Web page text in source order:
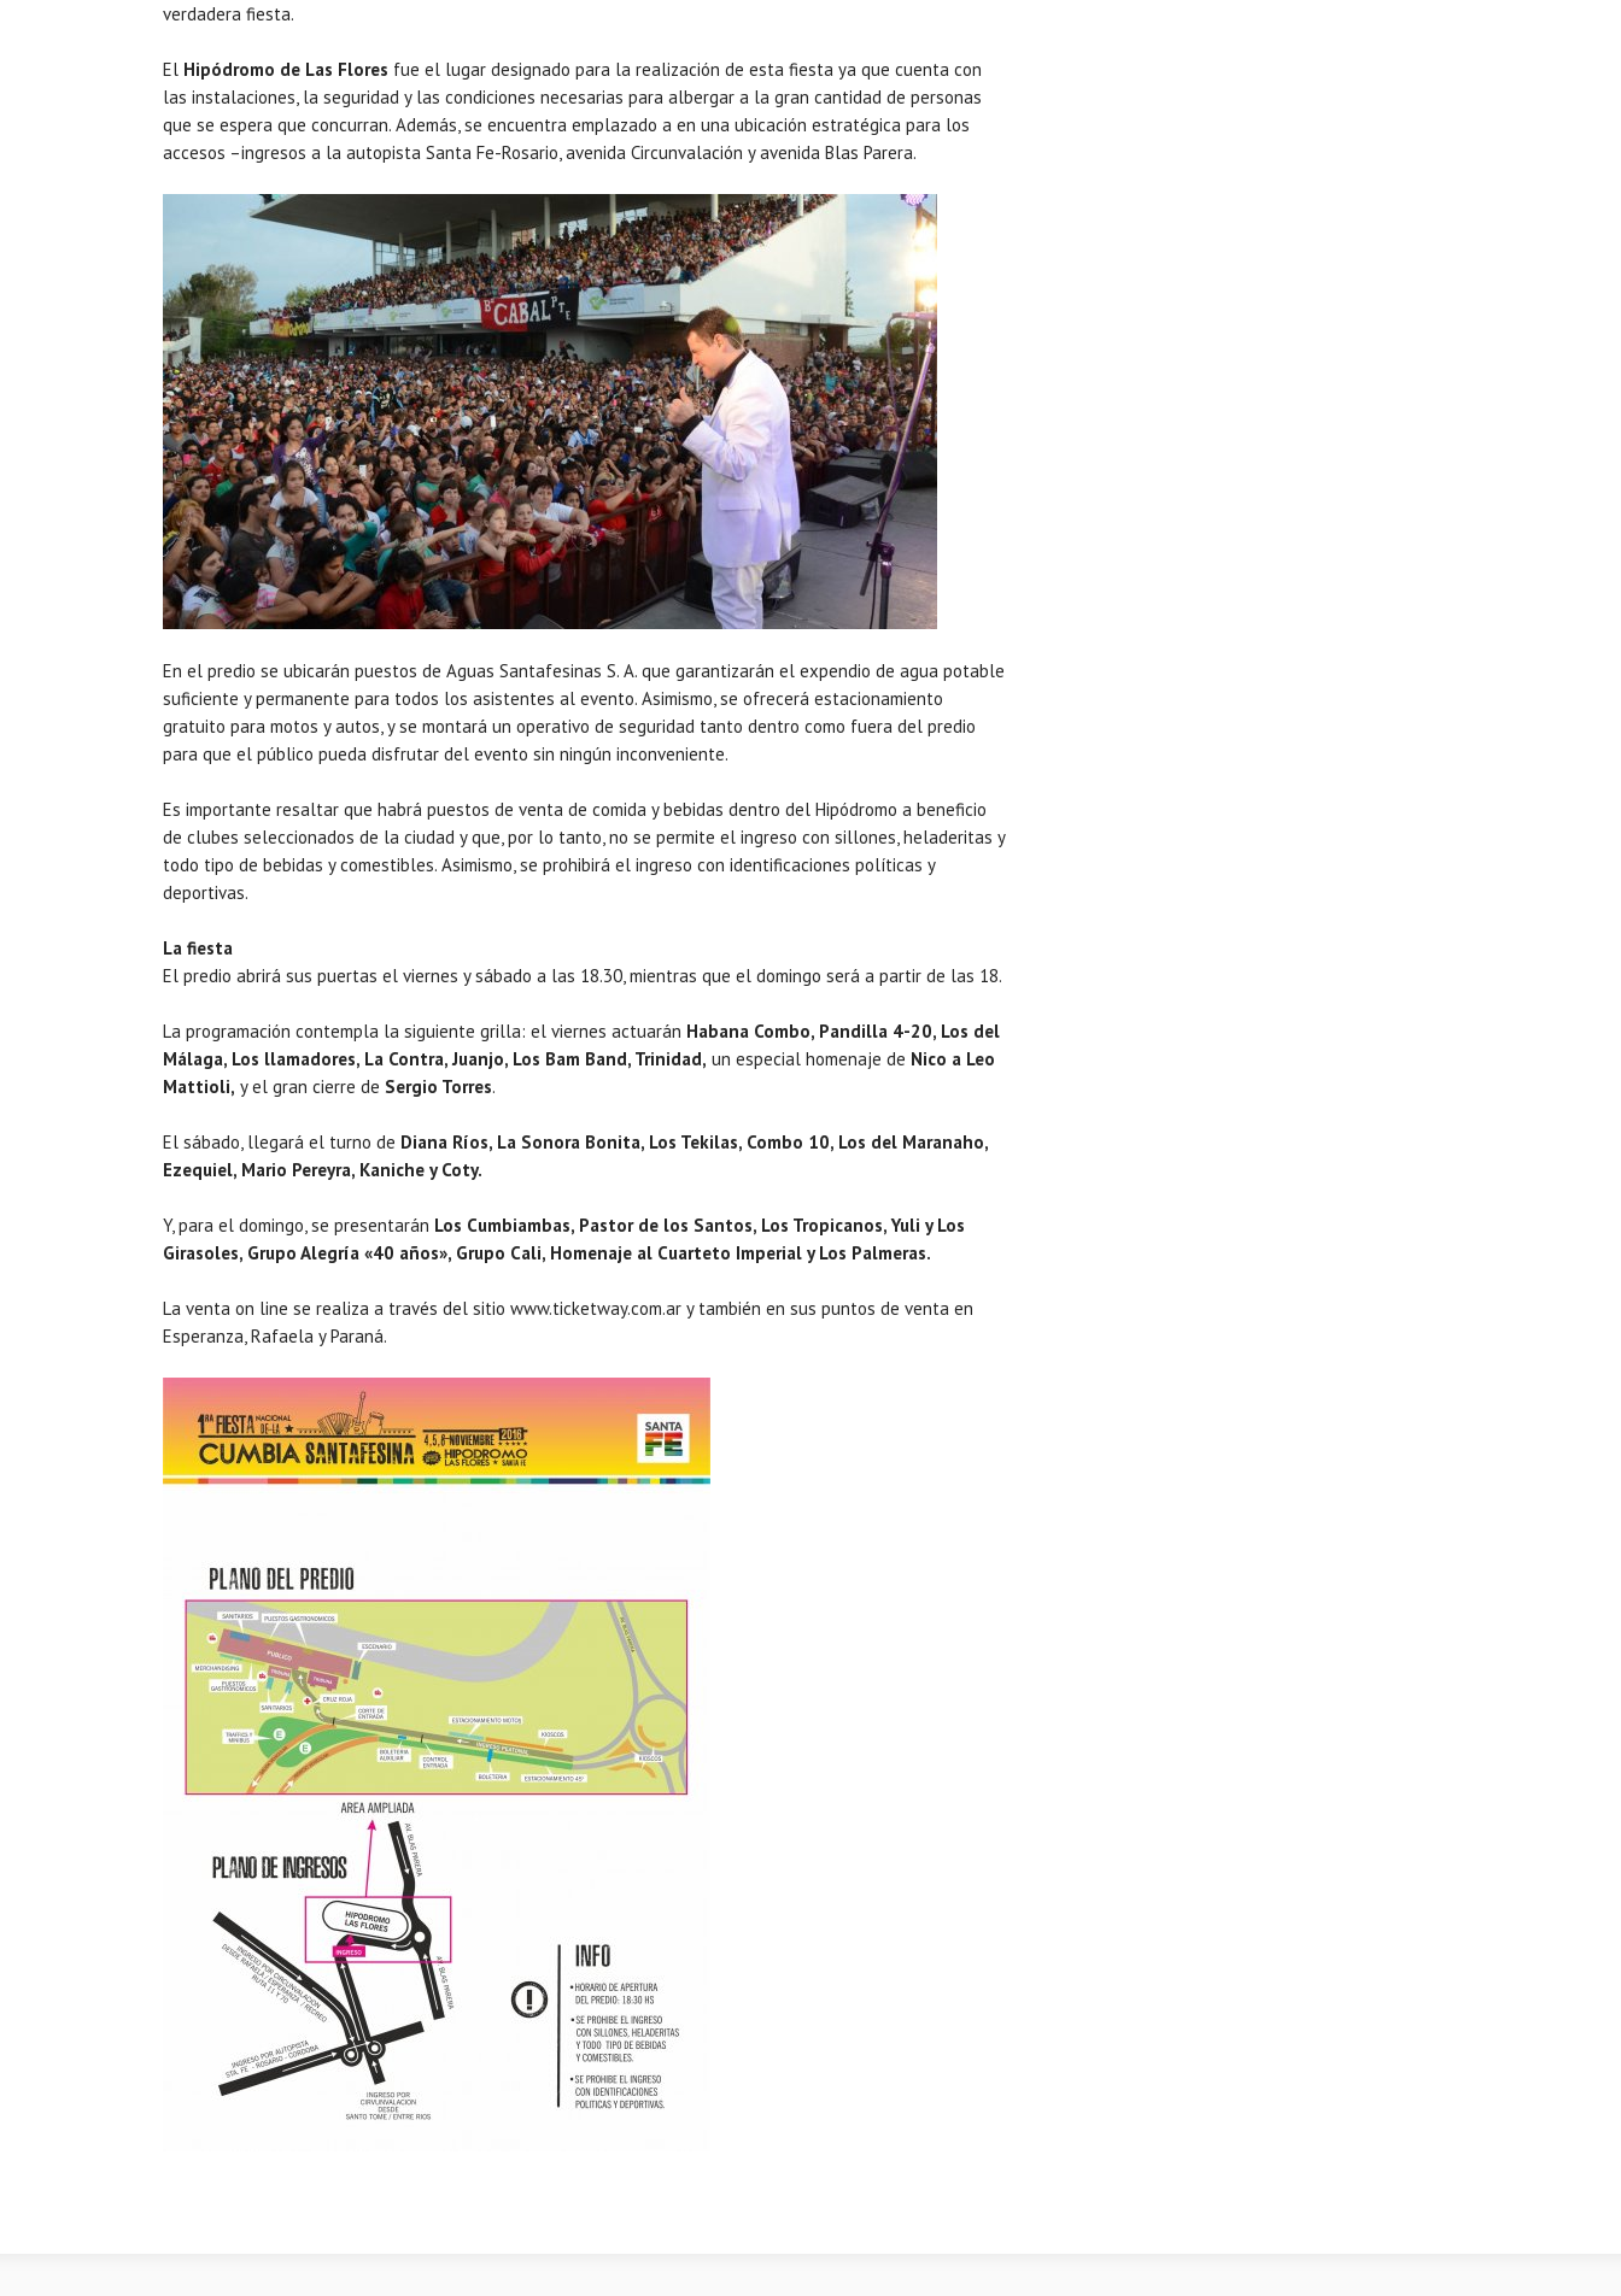
verdadera fiesta.
El Hipódromo de Las Flores fue el lugar designado para la realización de esta fiesta ya que cuenta con
las instalaciones, la seguridad y las condiciones necesarias para albergar a la gran cantidad de personas
que se espera que concurran. Además, se encuentra emplazado a en una ubicación estratégica para los
accesos –ingresos a la autopista Santa Fe-Rosario, avenida Circunvalación y avenida Blas Parera.
En el predio se ubicarán puestos de Aguas Santafesinas S. A. que garantizarán el expendio de agua potable
suficiente y permanente para todos los asistentes al evento. Asimismo, se ofrecerá estacionamiento
gratuito para motos y autos, y se montará un operativo de seguridad tanto dentro como fuera del predio
para que el público pueda disfrutar del evento sin ningún inconveniente.
Es importante resaltar que habrá puestos de venta de comida y bebidas dentro del Hipódromo a beneficio
de clubes seleccionados de la ciudad y que, por lo tanto, no se permite el ingreso con sillones, heladeritas y
todo tipo de bebidas y comestibles. Asimismo, se prohibirá el ingreso con identificaciones políticas y
deportivas.
La fiesta
El predio abrirá sus puertas el viernes y sábado a las 18.30, mientras que el domingo será a partir de las 18.
La programación contempla la siguiente grilla: el viernes actuarán Habana Combo, Pandilla 4-20, Los del
Málaga, Los llamadores, La Contra, Juanjo, Los Bam Band, Trinidad, un especial homenaje de Nico a Leo
Mattioli, y el gran cierre de Sergio Torres.
El sábado, llegará el turno de Diana Ríos, La Sonora Bonita, Los Tekilas, Combo 10, Los del Maranaho,
Ezequiel, Mario Pereyra, Kaniche y Coty.
Y, para el domingo, se presentarán Los Cumbiambas, Pastor de los Santos, Los Tropicanos, Yuli y Los
Girasoles, Grupo Alegría «40 años», Grupo Cali, Homenaje al Cuarteto Imperial y Los Palmeras.
La venta on line se realiza a través del sitio www.ticketway.com.ar y también en sus puntos de venta en
Esperanza, Rafaela y Paraná.